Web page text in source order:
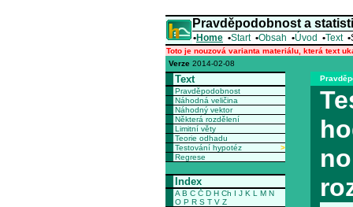
Pravděpodobnost a
•Home •Start •Obsah •Úvod •Text •
Toto je nouzová varianta materiálu, která text
Verze 2014-02-08
Text
Pravděpodobnost
Náhodná veličina
Náhodný vektor
Některá rozdělení
Limitní věty
Teorie odhadu
Testování hypotéz
>
Regrese
Index
A B C Č D H Ch I J K L M N
O P R S T V Z